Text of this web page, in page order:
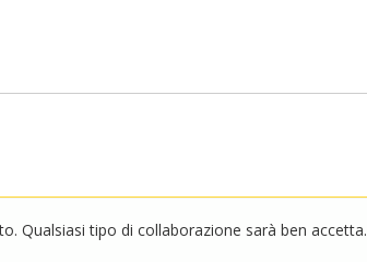
Qualsiasi tipo di collaborazione sarà ben accetta.